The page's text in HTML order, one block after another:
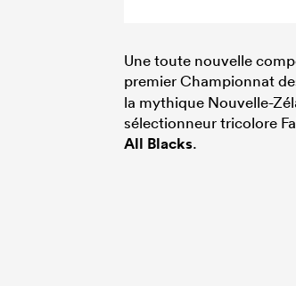
Une toute nouvelle
premier Championnat
la mythique Nouvelle-
sélectionneur tricolore
All Blacks.